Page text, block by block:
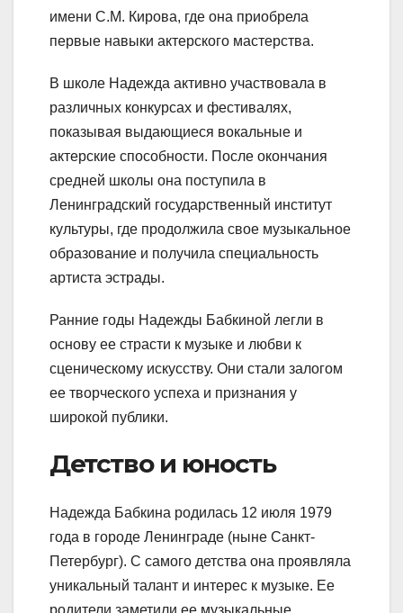
имени С.М. Кирова, где она приобрела
первые навыки актерского мастерства.
В школе Надежда активно участвовала в
различных конкурсах и фестивалях,
показывая выдающиеся вокальные и
актерские способности. После окончания
средней школы она поступила в
Ленинградский государственный институт
культуры, где продолжила свое музыкальное
образование и получила специальность
артиста эстрады.
Ранние годы Надежды Бабкиной легли в
основу ее страсти к музыке и любви к
сценическому искусству. Они стали залогом
ее творческого успеха и признания у
широкой публики.
Детство и юность
Надежда Бабкина родилась 12 июля 1979
года в городе Ленинграде (ныне Санкт-
Петербург). С самого детства она проявляла
уникальный талант и интерес к музыке. Ее
родители заметили ее музыкальные